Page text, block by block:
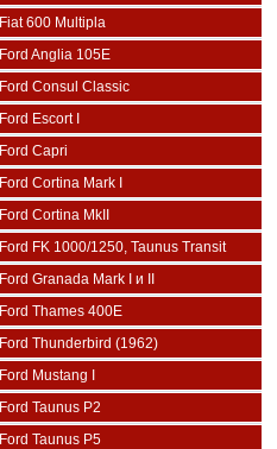
Fiat 600 Multipla
Ford Anglia 105E
Ford Consul Classic
Ford Escort I
Ford Capri
Ford Cortina Mark I
Ford Cortina MkII
Ford FK 1000/1250, Taunus Transit
Ford Granada Mark I и II
Ford Thames 400E
Ford Thunderbird (1962)
Ford Mustang I
Ford Taunus P2
Ford Taunus P5